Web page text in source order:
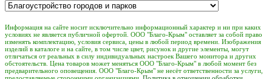
Информация на сайте носит исключительно информационный характер и ни при каких
условиях не является публичной офертой. ООО "Благо-Крым" оставляет за собой право
изменять комплектацию, условия сервиса, цены в любой период времени. Изображения
изделий в каталоге и на сайте, в том числе цвет, рисунок и другие элементы, могут
отличаться от реальных в силу индивидуальных настроек Вашего монитора и других
обстоятельств. Цена товаров может меняться ООО "Благо-Крым" в любой момент без
предварительного оповещения. ООО "Благо-Крым" не несёт ответственности за услуги,
предоставляемые сторонними организациями. Политика в отношении обработки